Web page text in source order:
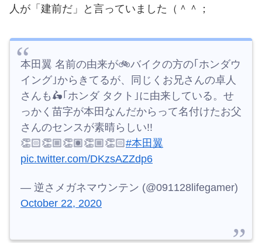
人が「建前だ」と言っていました（＾＾；
本田翼 名前の由来が🚲バイクの方の｢ホンダウ
イング｣からきてるが、同じくお兄さんの卓人
さんも🛵｢ホンダ タクト｣に由来している。せ
っかく苗字が本田なんだからって名付けたお父
さんのセンスが素晴らしい!!
👏🏻👏🏼👏🏽👏🏼👏🏻#本田翼
pic.twitter.com/DKzsAZZdp6
— 逆さメガネマウンテン (@091128lifegamer)
October 22, 2020